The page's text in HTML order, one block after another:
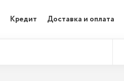
Кредит Доставка и оплата